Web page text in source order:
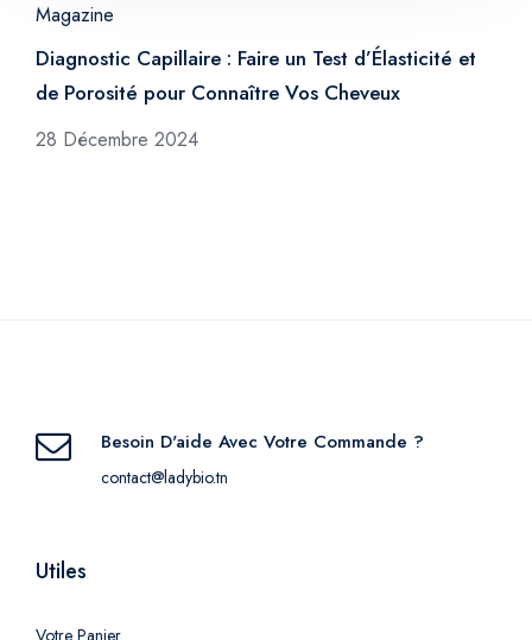
Magazine
Diagnostic Capillaire : Faire un Test d’Élasticité et
de Porosité pour Connaître Vos Cheveux
28 Décembre 2024
Besoin D'aide Avec Votre Commande ?
contact@ladybio.tn
Utiles